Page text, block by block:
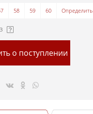
58 59 60 Определить
о поступлении